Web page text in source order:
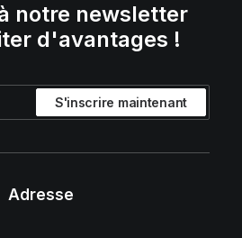
notre newsletter
d'avantages !
Adresse